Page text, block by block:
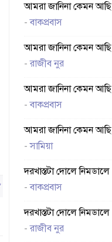
আমরা জানিনা কেমন আছি
-বাকপ্রবাস
আমরা জানিনা কেমন আছি
-রাজীব নুর
আমরা জানিনা কেমন আছি
-বাকপ্রবাস
আমরা জানিনা কেমন আছি
-সামিয়া
দরখাস্তটা দোলে নিমডালে
-বাকপ্রবাস
দরখাস্তটা দোলে নিমডালে
-রাজীব নুর